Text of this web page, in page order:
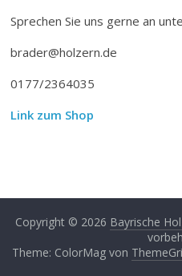
Sprechen Sie uns gerne an
brader@holzern.de
0177/2364035
Link zum Shop
Copyright © 2026 Bayrische
Theme: ColorMag von